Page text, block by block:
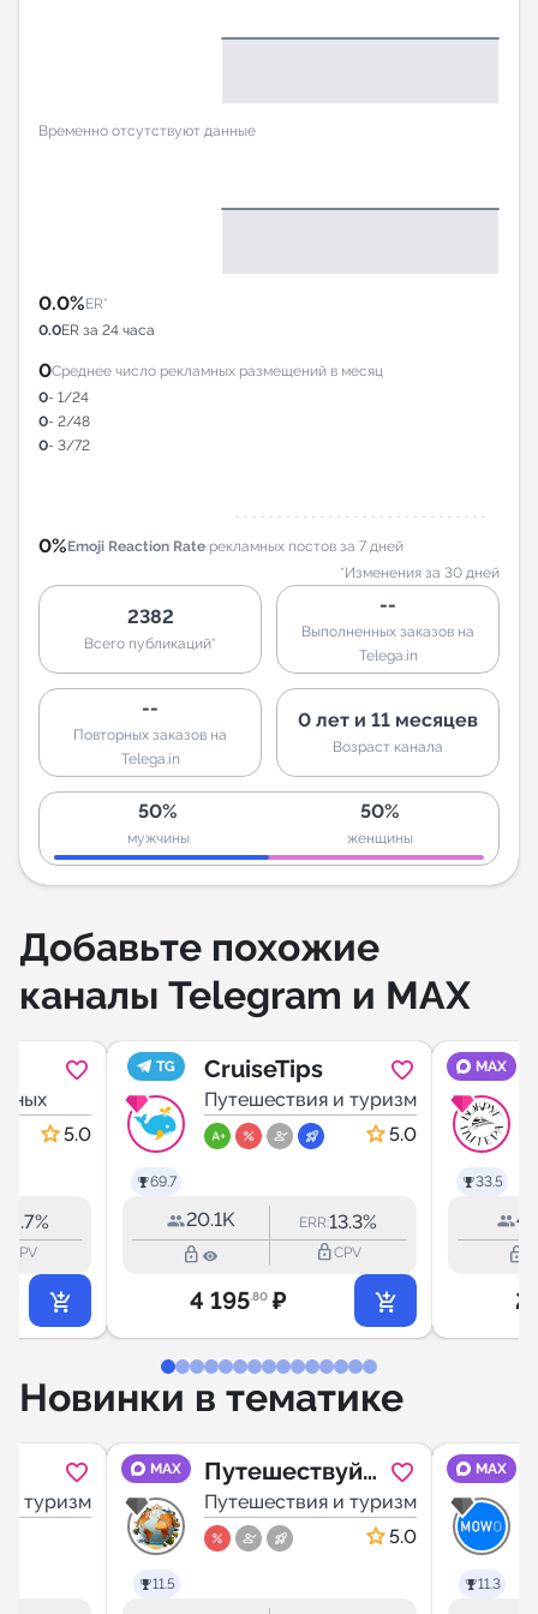
Временно отсутствуют данные
0.0%ER*
0.0ER за 24 часа
0Среднее число рекламных размещений в месяц
0- 1/24
0- 2/48
0- 3/72
0%Emoji Reaction Rate рекламных постов за 7 дней
*Изменения за 30 дней
2382
Всего публикаций*
--
Выполненных заказов на
Telega.in
--
Повторных заказов на
Telega.in
0 лет и 11 месяцев
Возраст канала
50%
мужчины
50%
женщины
Добавьте похожие
каналы Telegram и MAX
5.0
6.7%
CPV
TG
69.7
CruiseTips
Путешествия и туризм
5.0
20.1K ERR:13.3%
lock_outline lock_outlineCPV
4 195.80 ₽
MAX
33.5
lock_outline
2
Новинки в тематике
и туризм
MAX
11.5
Путешествуй
🐳 Вокруг
света
Путешествия и туризм
5.0
MAX
11.3